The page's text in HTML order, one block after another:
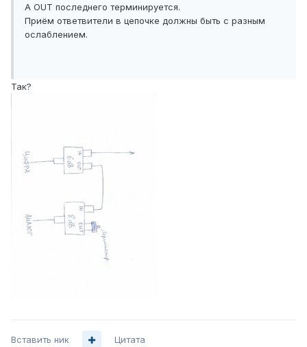
А OUT последнего терминируется.
Приём ответвители в цепочке должны быть с разным
ослаблением.
Так?
Вставить ник Цитата